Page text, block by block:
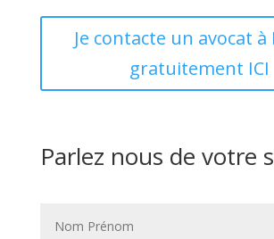
Je contacte un avocat à
gratuitement ICI
Parlez nous de votre